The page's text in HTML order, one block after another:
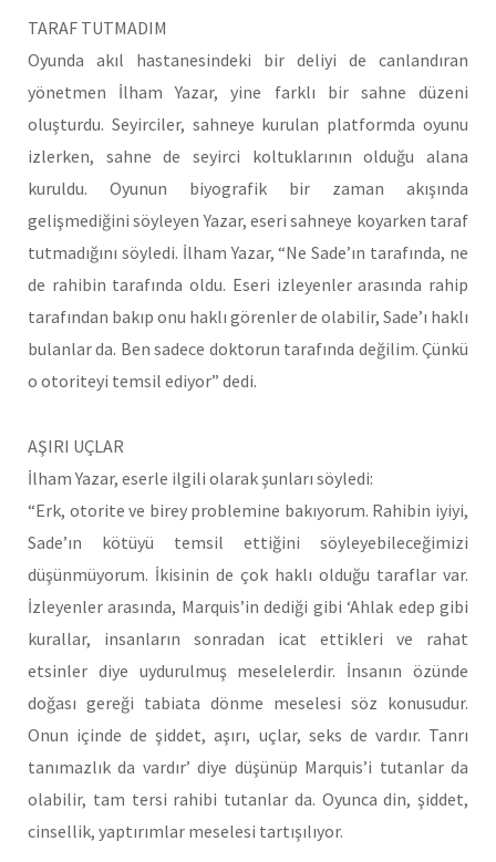
TARAF TUTMADIM
Oyunda akıl hastanesindeki bir deliyi de canlandıran
yönetmen İlham Yazar, yine farklı bir sahne düzeni
oluşturdu. Seyirciler, sahneye kurulan platformda oyunu
izlerken, sahne de seyirci koltuklarının olduğu alana
kuruldu. Oyunun biyografik bir zaman akışında
gelişmediğini söyleyen Yazar, eseri sahneye koyarken taraf
tutmadığını söyledi. İlham Yazar, “Ne Sade’ın tarafında, ne
de rahibin tarafında oldu. Eseri izleyenler arasında rahip
tarafından bakıp onu haklı görenler de olabilir, Sade’ı haklı
bulanlar da. Ben sadece doktorun tarafında değilim. Çünkü
o otoriteyi temsil ediyor” dedi.
AŞIRI UÇLAR
İlham Yazar, eserle ilgili olarak şunları söyledi:
“Erk, otorite ve birey problemine bakıyorum. Rahibin iyiyi,
Sade’ın kötüyü temsil ettiğini söyleyebileceğimizi
düşünmüyorum. İkisinin de çok haklı olduğu taraflar var.
İzleyenler arasında, Marquis’in dediği gibi ‘Ahlak edep gibi
kurallar, insanların sonradan icat ettikleri ve rahat
etsinler diye uydurulmuş meselelerdir. İnsanın özünde
doğası gereği tabiata dönme meselesi söz konusudur.
Onun içinde de şiddet, aşırı, uçlar, seks de vardır. Tanrı
tanımazlık da vardır’ diye düşünüp Marquis’i tutanlar da
olabilir, tam tersi rahibi tutanlar da. Oyunca din, şiddet,
cinsellik, yaptırımlar meselesi tartışılıyor.